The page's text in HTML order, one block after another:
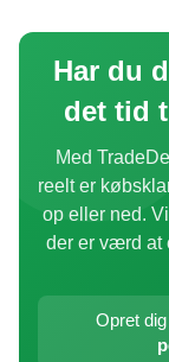
Har du
det tid
Med
reelt er
op eller ned.
der er værd at
Opret